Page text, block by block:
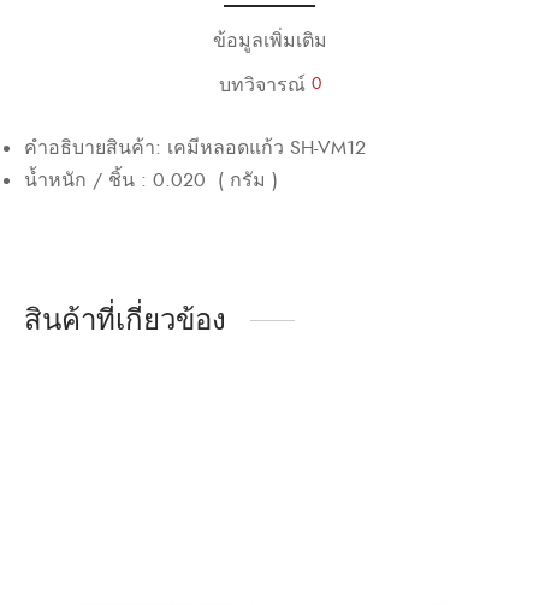
ข้อมูลเพิ่มเติม
บทวิจารณ์ 0
คำอธิบายสินค้า: เคมีหลอดแก้ว SH-VM12
น้ำหนัก / ชิ้น : 0.020 ( กรัม )
สินค้าที่เกี่ยวข้อง